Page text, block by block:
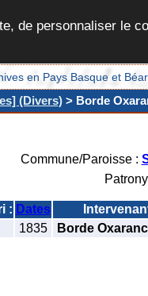
de personnaliser le
en Pays Basque et
(Divers) > Borde
Commune/Paroisse :
: Dates
1835 Borde